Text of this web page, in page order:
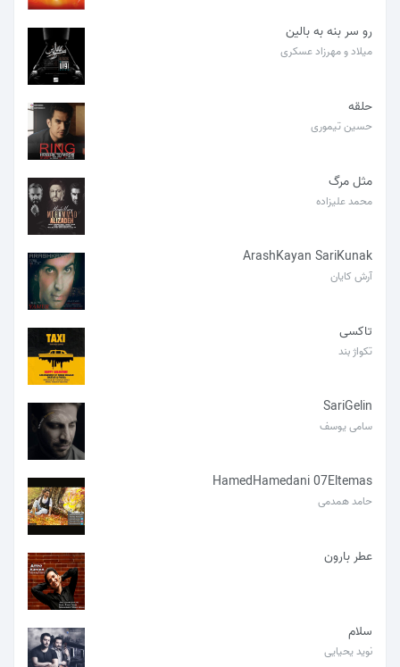
رو سر بنه به بالین
میلاد و مهرزاد عسکری
حلقه
حسین تیموری
مثل مرگ
محمد علیزاده
ArashKayan SariKunak
آرش کایان
تاکسی
تکواژ بند
SariGelin
سامی یوسف
HamedHamedani 07Eltemas
حامد همدمی
عطر بارون
سلام
نوید یحیایی